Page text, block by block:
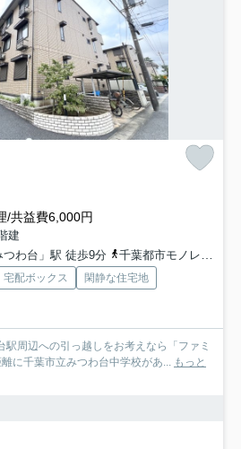
/共益費6,000円
建
わ台」駅 徒歩9分
千葉都市モノレール「動物公園」駅 徒歩18分
宅配ボックス
閑静な住宅地
周辺への引っ越しをお考えなら「ファミ
に千葉市立みつわ台中学校があ...
もっと